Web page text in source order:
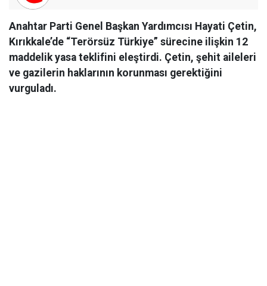
Anahtar Parti Genel Başkan Yardımcısı Hayati Çetin,
Kırıkkale’de “Terörsüz Türkiye” sürecine ilişkin 12
maddelik yasa teklifini eleştirdi. Çetin, şehit aileleri
ve gazilerin haklarının korunması gerektiğini
vurguladı.